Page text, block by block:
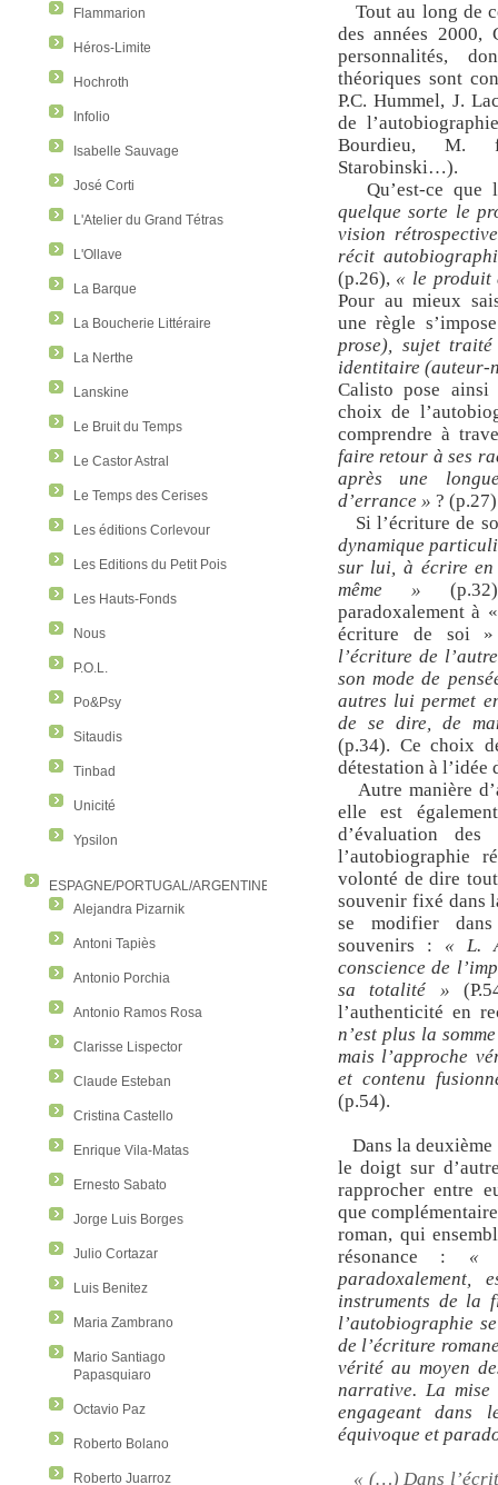
Flammarion
Héros-Limite
Hochroth
Infolio
Isabelle Sauvage
José Corti
L'Atelier du Grand Tétras
L'Ollave
La Barque
La Boucherie Littéraire
La Nerthe
Lanskine
Le Bruit du Temps
Le Castor Astral
Le Temps des Cerises
Les éditions Corlevour
Les Editions du Petit Pois
Les Hauts-Fonds
Nous
P.O.L.
Po&Psy
Sitaudis
Tinbad
Unicité
Ypsilon
ESPAGNE/PORTUGAL/ARGENTINE/COLOMBIE
Alejandra Pizarnik
Antoni Tapiès
Antonio Porchia
Antonio Ramos Rosa
Clarisse Lispector
Claude Esteban
Cristina Castello
Enrique Vila-Matas
Ernesto Sabato
Jorge Luis Borges
Julio Cortazar
Luis Benitez
Maria Zambrano
Mario Santiago
Papasquiaro
Octavio Paz
Roberto Bolano
Roberto Juarroz
Tout au long de
des années 2000,
personnalités,
théoriques sont
P.C. Hummel, J.
de
Bourdieu, M.
Starobinski…).
Qu’est-ce
quelque sorte le
vision
récit
(p.26), « le produit
Pour au mieux
une règle
prose), sujet
identitaire (auteur-
Calisto pose
choix de
comprendre à
faire retour à ses
après une
d’errance » ?
Si l’écriture de
dynamique
sur lui, à écrire
même »
paradoxalement à
écriture de soi
l’écriture de
son mode de
autres lui permet
de se dire, de
(p.34). Ce choix
détestation à l’idée
Autre manière
elle est
d’évaluation
l’autobiographie
volonté de dire
souvenir fixé dans
se modifier
souvenirs : « L.
conscience de
sa totalité »
l’authenticité en
n’est plus la
mais l’approche
et contenu
(p.54).
Dans la
le doigt sur
rapprocher entre
que
roman, qui
résonance : «
paradoxalement,
instruments de la
l’autobiographie
de l’écriture
vérité au moyen
narrative. La mise
engageant dans
équivoque et
« (…) Dans